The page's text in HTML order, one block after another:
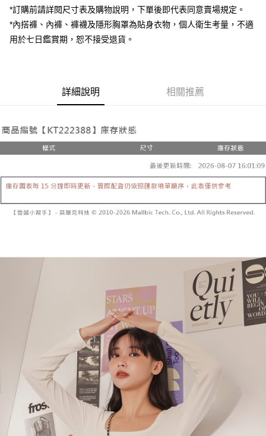
Google Pay
大哥付你分期
流程，驗證手機門號後，選擇欲分期的期數、繳款截止日，確認付款後即完
4.訂單成立30分鐘內，如未前往確認交易或遇審核未通過，訂單將自動取
消。如遇「轉專審核」未通過狀況，表示未達大哥付你分期系統評分，恕無
法說明評估內容。
1.分期款項不併入電信帳單，「大哥付你分期」於每月結算日後寄送繳費提
醒簡訊。
2.透過簡訊連結打開帳單後，可選擇「超商條碼／台灣大直營門市／銀行轉
2.基於同意付款使用「大哥付你分期」之契約關係目的，商店將以您的個人
資料（包含姓名、電話或地址）提供予台灣大哥大進項蒐集、處理及利用，
由本公司與您本人進行分期帳單所需資料之確認、核對及更正。
3.完整用戶服務條款，請詳閱以下連結：
https://oppay.tw/userRule
【關於「AFTEE先享後付」】
１．簡單：不需註冊會員、不需綁卡、不需儲值。
２．便利：只要手機號碼，簡訊認證，即可結帳。
３．安心：先確認商品／服務後，再付款。
１．於結帳方式選擇「AFTEE先享後付」後，將跳轉至「AFTEE先享後付」
２．訂單成立數日內，您將收到繳費通知簡訊。
３．收到繳費通知簡訊後14天內，點擊此簡訊中的連結，可透過四大超商／
後付繳納相關費用。
※ 交易是否成功請以「AFTEE先享後付 」之結帳頁面顯示為準，若有關於
是否繳費成功／繳費後需取消欲退款等相關疑問，請聯繫「AFTEE先享後付
客戶支援中心」
https://netprotections.freshdesk.com/support/home
【注意事項】
１．透過由恩沛科技股份有限公司提供之「AFTEE先享後付」服務完成之交
易，需依本服務之必要範圍內提供個人資料，並將交易相關給付款項請求債
權轉讓予恩沛科技股份有限公司。
２．關於個人資料處理事宜，請瀏覽以下網址：
https://aftee.tw/terms/#terms3
３．未成年的使用者請事先徵得法定代理人或監護人之同意方可使用
「AFTEE先享後付」，若未經同意申辦者引起之損失，本公司不負相關責
任。
４．使用「AFTEE先享後付」時，將依據個別帳號之用戶狀況，依本公司即
時審查核予不同之上限額度；若仍有額度不足之情形，本公司將視審查結果
請求用戶進行身份認證。
運送方式
全家取貨付款
每筆NT$60，滿NT$1,800(含以上)免運費
每筆NT$60，滿NT$1,600(含以上)免運費
已關閉，請勿下單(付取)
每筆NT$10,000
7-11取貨付款
每筆NT$60，滿NT$1,800(含以上)免運費
付款後7-11取貨
每筆NT$60，滿NT$1,600(含以上)免運費
宅配
每筆NT$100，滿NT$2,500(含以上)免運費
國家/地區配送 查看運費
*訂購前請詳閱尺寸表及購物說明，下單後即代表同意賣場規定。
*內搭褲、內褲、褲襪及隱形胸罩為貼身衣物，個人衛生考量，不適
用於七日鑑賞期，恕不接受退貨。
詳細說明 相關推薦